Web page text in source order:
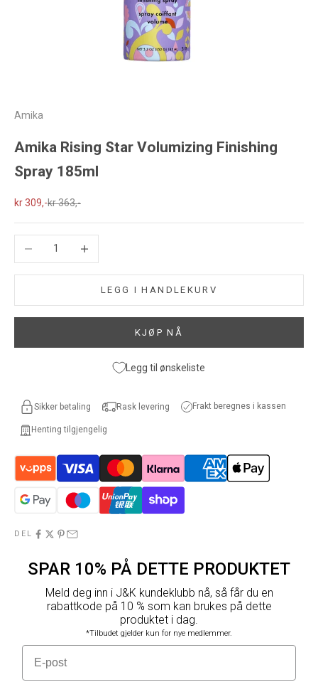
Amika
Amika Rising Star Volumizing Finishing
Spray 185ml
Salgspris
kr 309,-Normalpris
kr 363,-
Reduser antall
LEGG I HANDLEKURV
KJØP NÅ
Legg til ønskeliste
Sikker betaling Rask levering Frakt beregnes i kassen
Henting tilgjengelig
DEL
SPAR 10% PÅ DETTE PRODUKTET
Meld deg inn i J&K kundeklubb nå, så får du en
rabattkode på 10 % som kan brukes på dette
produktet i dag.
*Tilbudet gjelder kun for nye medlemmer.
E-post